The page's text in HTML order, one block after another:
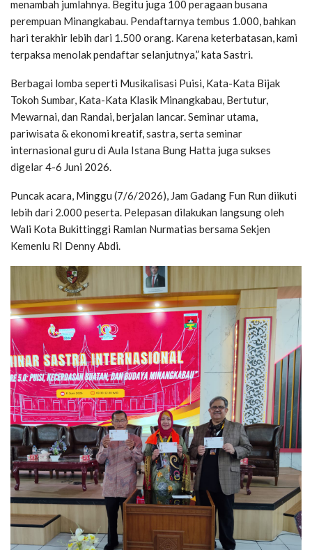
menambah jumlahnya. Begitu juga 100 peragaan busana
perempuan Minangkabau. Pendaftarnya tembus 1.000, bahkan
hari terakhir lebih dari 1.500 orang. Karena keterbatasan, kami
terpaksa menolak pendaftar selanjutnya,” kata Sastri.
Berbagai lomba seperti Musikalisasi Puisi, Kata-Kata Bijak
Tokoh Sumbar, Kata-Kata Klasik Minangkabau, Bertutur,
Mewarnai, dan Randai, berjalan lancar. Seminar utama,
pariwisata & ekonomi kreatif, sastra, serta seminar
internasional guru di Aula Istana Bung Hatta juga sukses
digelar 4-6 Juni 2026.
Puncak acara, Minggu (7/6/2026), Jam Gadang Fun Run diikuti
lebih dari 2.000 peserta. Pelepasan dilakukan langsung oleh
Wali Kota Bukittinggi Ramlan Nurmatias bersama Sekjen
Kemenlu RI Denny Abdi.